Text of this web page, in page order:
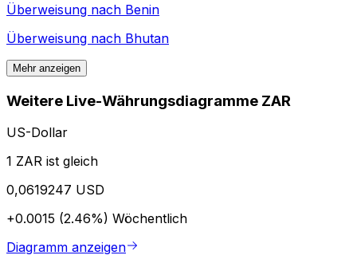
Überweisung nach Benin
Überweisung nach Bhutan
Mehr anzeigen
Weitere Live-Währungsdiagramme ZAR
US-Dollar
1 ZAR ist gleich
0,0619247 USD
+0.0015 (2.46%) Wöchentlich
Diagramm anzeigen